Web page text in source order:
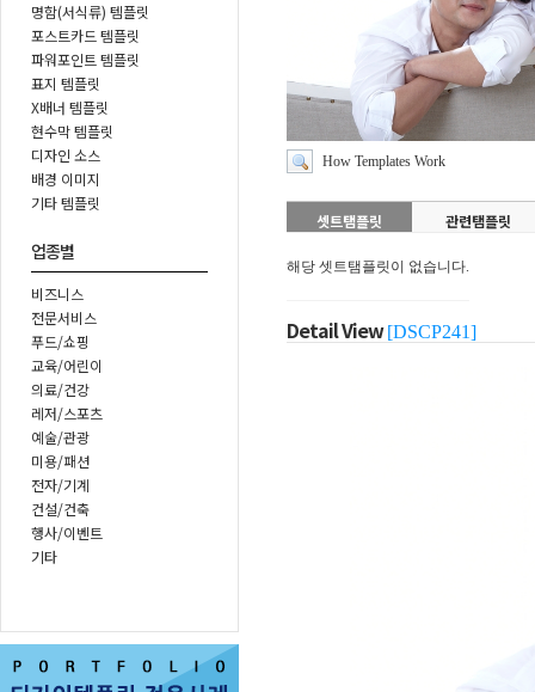
명함(서식류) 템플릿
포스트카드 템플릿
파워포인트 템플릿
표지 템플릿
X배너 템플릿
현수막 템플릿
디자인 소스
배경 이미지
기타 템플릿
업종별
비즈니스
전문서비스
푸드/쇼핑
교육/어린이
의료/건강
레저/스포츠
예술/관광
미용/패션
전자/기계
건설/건축
행사/이벤트
기타
How Templates Work
셋트탬플릿 관련탬플릿
해당 셋트탬플릿이 없습니다.
Detail View[DSCP241]